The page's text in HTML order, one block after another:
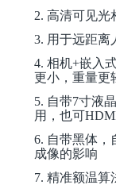
2.高清可见光
3. 用于远距离
4.相机+嵌入
更小，重量更
5. 自带7寸液晶
用，也可
6. 自带黑体，
成像的影响
7.精准额温算